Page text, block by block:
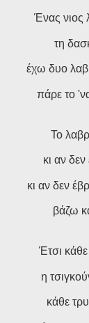
Ένας νιος
τη
έχω δυο
πάρε το
Το
κι αν
κι αν δεν
βάζω
Έτσι κάθε
η
κάθε